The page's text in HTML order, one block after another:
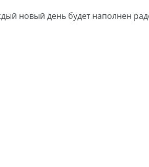
новый день будет наполнен